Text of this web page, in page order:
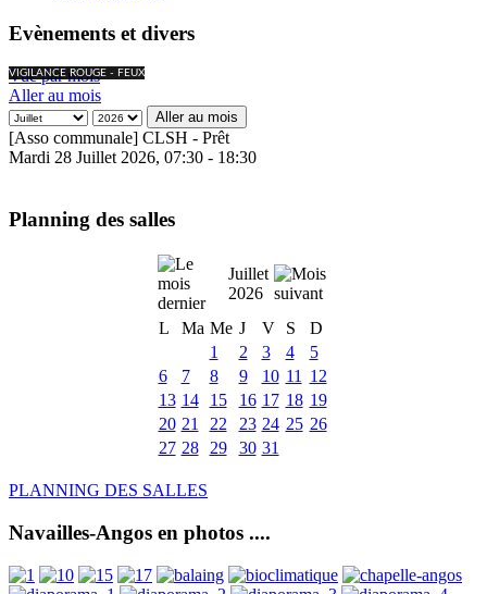
Evènements et divers
VIGILANCE ROUGE - FEUX
Vue par mois
Aller au mois
Aller au mois
[Asso communale] CLSH - Prêt
Mardi 28 Juillet 2026, 07:30 - 18:30
Planning des salles
Juillet
2026
L
Ma Me J V S
D
1
2 3 4
5
6
7 8 9 10 11
12
13 14 15 16 17 18 19
20 21 22 23 24 25 26
27 28 29 30 31
PLANNING DES SALLES
Navailles-Angos en photos ....